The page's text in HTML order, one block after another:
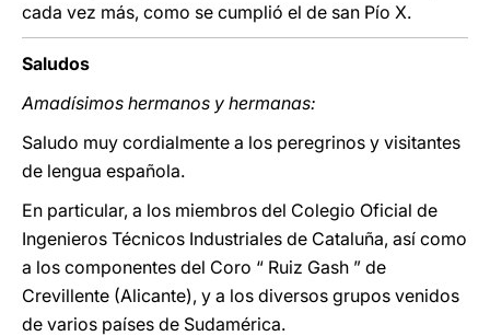
cada vez más, como se cumplió el de san Pío X.
Saludos
Amadísimos hermanos y hermanas:
Saludo muy cordialmente a los peregrinos y visitantes
de lengua española.
En particular, a los miembros del Colegio Oficial de
Ingenieros Técnicos Industriales de Cataluña, así como
a los componentes del Coro “ Ruiz Gash ” de
Crevillente (Alicante), y a los diversos grupos venidos
de varios países de Sudamérica.